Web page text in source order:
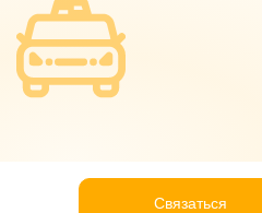
Связаться